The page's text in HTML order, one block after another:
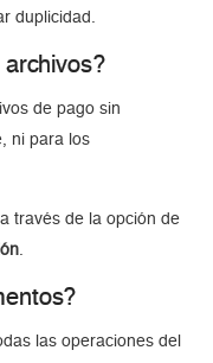
duplicidad.
de pago sin
ni para los
través de la opción de
.
las operaciones del